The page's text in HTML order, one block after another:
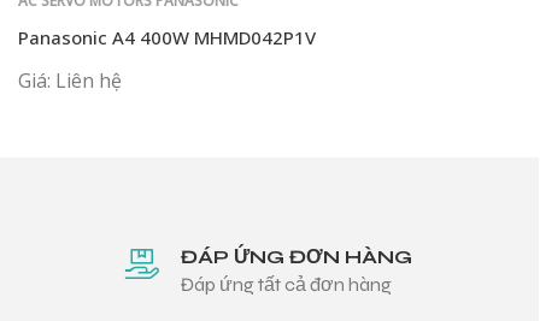
Panasonic A4 400W MHMD042P1V
Giá: Liên hệ
ĐÁP ỨNG ĐƠN HÀNG
Đáp ứng tất cả đơn hàng